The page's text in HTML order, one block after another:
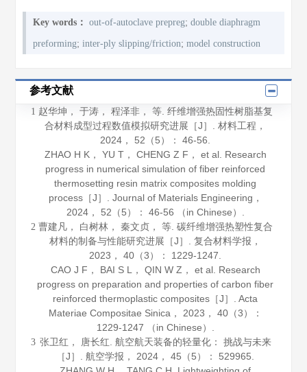
Key words： out-of-autoclave prepreg;double diaphragm
preforming;inter-ply slipping/friction;model construction
参考文献
1 赵华坤， 于涛， 程泽非， 等. 纤维增强热固性树脂基复
合材料成型过程数值模拟研究进展［J］.材料工程 ，
2024 ， 52 （5）： 46-56.
ZHAO H K， YU T， CHENG Z F， et al. Research
progress in numerical simulation of fiber reinforced
thermosetting resin matrix composites molding
process［J］. Journal of Materials Engineering ，
2024， 52 （5）： 46-56 （in Chinese）.
2 曹建凡， 白树林， 秦文贞， 等. 碳纤维增强热塑性复合
材料的制备与性能研究进展［J］.复合材料学报 ，
2023 ，40 （3）： 1229-1247.
CAO J F， BAI S L， QIN W Z， et al. Research
progress on preparation and properties of carbon fiber
reinforced thermoplastic composites［J］.Acta
Materiae Compositae Sinica ， 2023 ， 40（3）：
1229-1247 （in Chinese）.
3 张卫红， 唐长红. 航空航天装备的轻量化： 挑战与未来
［J］.航空学报 ， 2024 ，45 （5）： 529965.